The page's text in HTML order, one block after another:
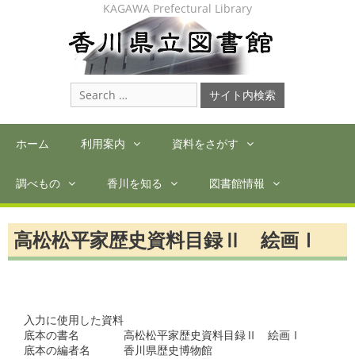
KAGAWA Prefectural Library
Search
for:
ホーム 利用案内 資料をさがす
調べもの 香川を知る 図書館情報
高松松平家歴史資料目録Ⅱ 絵画Ⅰ
入力に使用した資料
底本の書名　　　　高松松平家歴史資料目録Ⅱ　絵画Ⅰ
底本の編者名　　　香川県歴史博物館